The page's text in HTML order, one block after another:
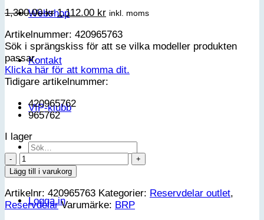
Webshop
Kontakt
VIP-klubb
Sök
Logga in
1,390.00kr Det
priset
var:
1,390.00 kr.
1,112.00 krDet
priset
är:
inkl. moms
Artikelnummer: 420965763
Sök i sprängskiss för att se vilka modeller produkten
passar.
Klicka här för att komma dit.
Tidigare artikelnummer:
420965762
965762
I lager
PICK-
UP
ASSY
mängd
Lägg till i varukorg
Artikelnr: 420965763 Kategorier: Reservdelar outlet,
Reservdelar Varumärke: BRP